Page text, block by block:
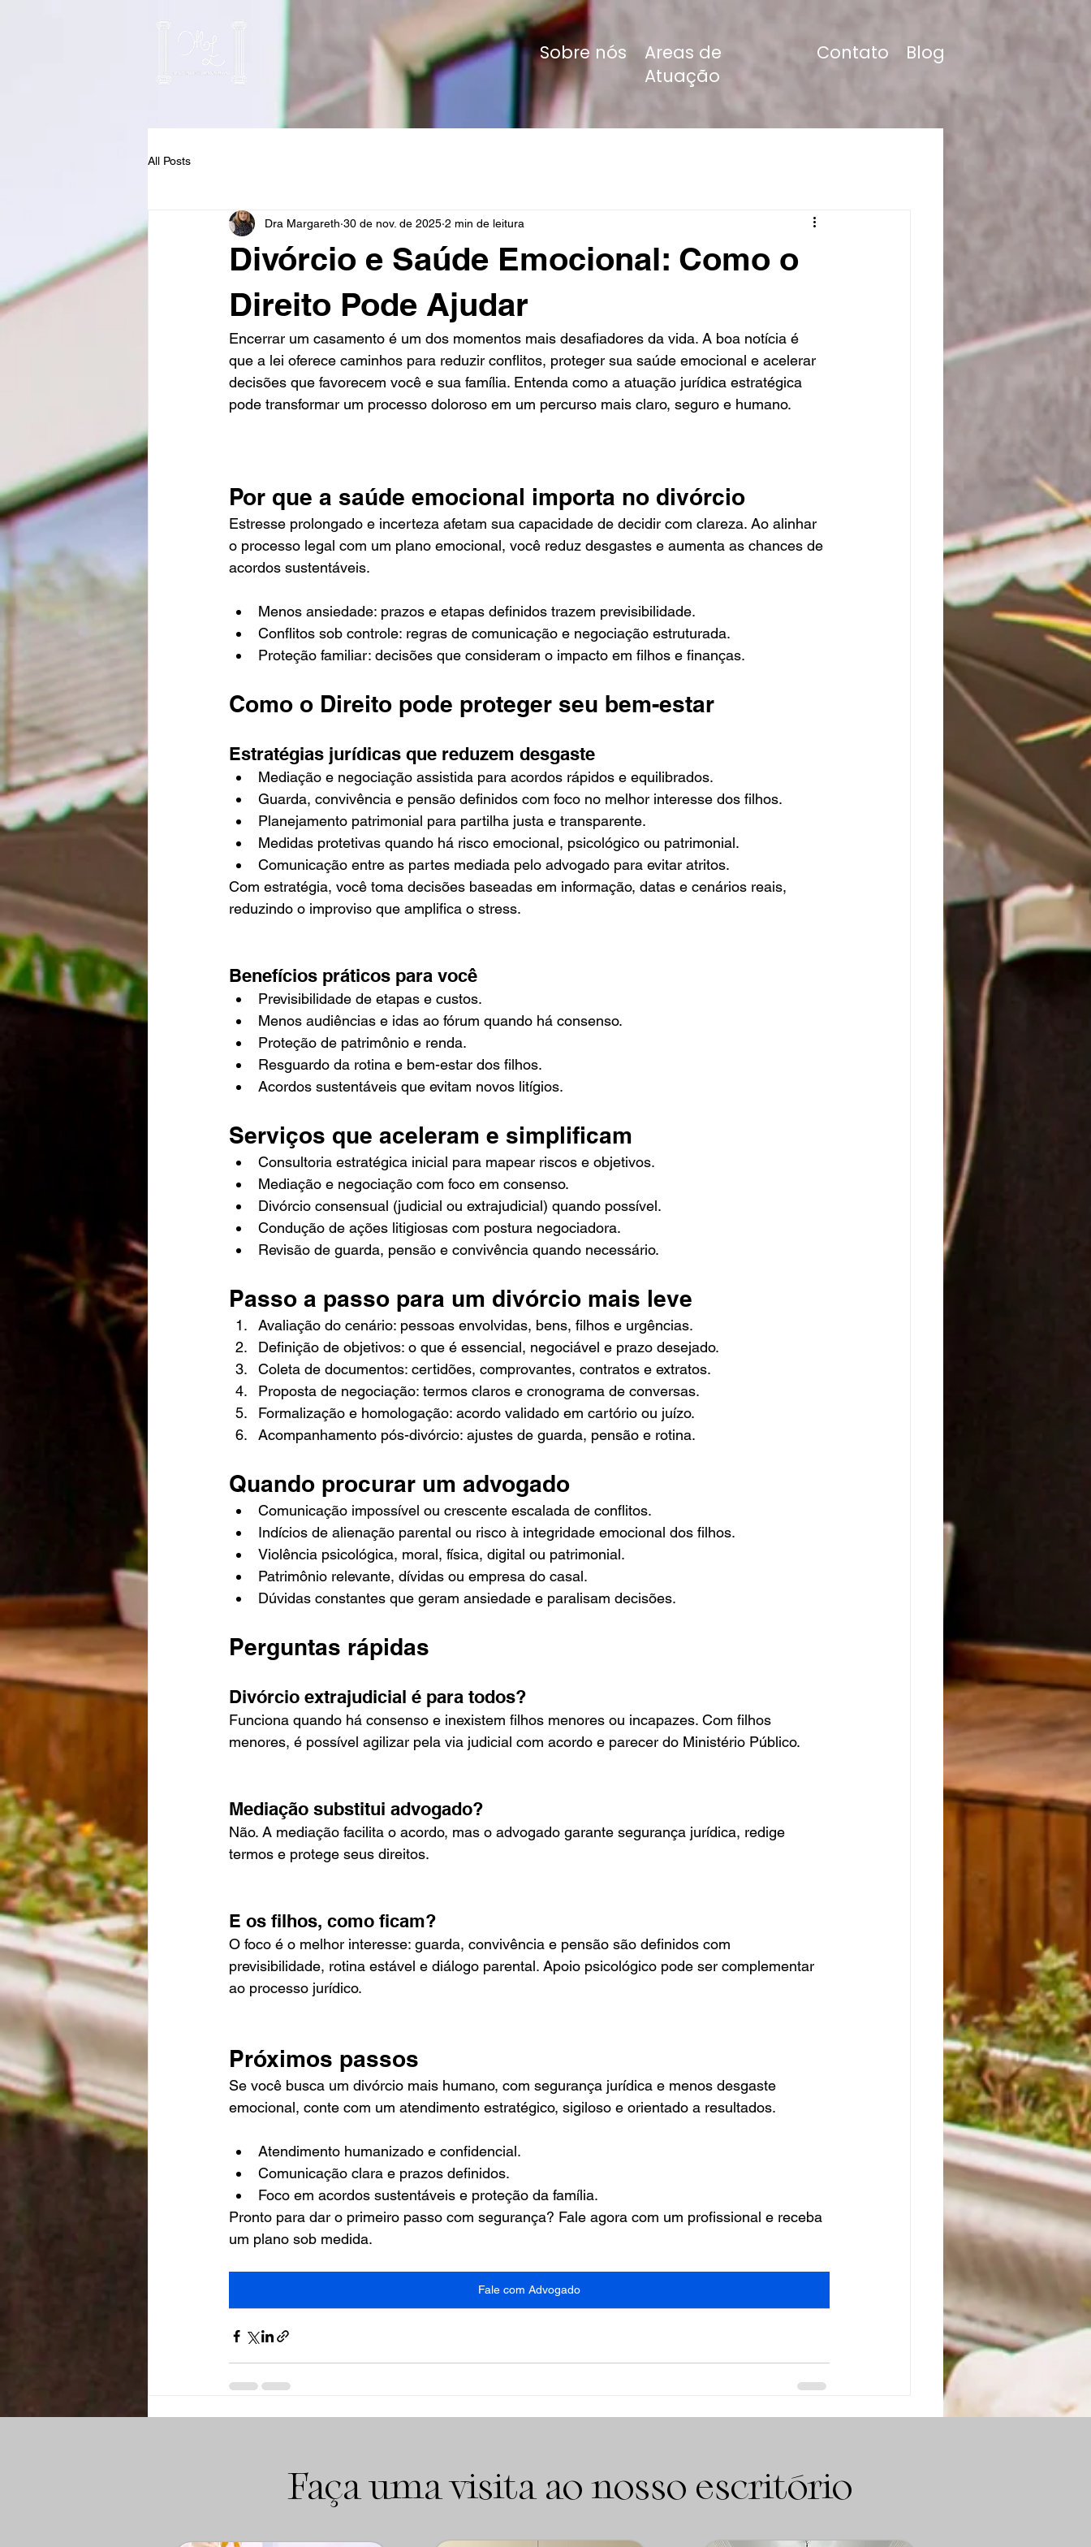
Sobre nós
Areas de
Atuação
Contato Blog
All Posts
Divórcio e Saúde Emocional: Como o
Direito Pode Ajudar
Dra Margareth 30 de nov. de 2025 2 min de leitura
Encerrar um casamento é um dos momentos mais desafiadores da vida. A boa notícia é
que a lei oferece caminhos para reduzir conflitos, proteger sua saúde emocional e acelerar
decisões que favorecem você e sua família. Entenda como a atuação jurídica estratégica
pode transformar um processo doloroso em um percurso mais claro, seguro e humano.
Por que a saúde emocional importa no divórcio
Estresse prolongado e incerteza afetam sua capacidade de decidir com clareza. Ao alinhar
o processo legal com um plano emocional, você reduz desgastes e aumenta as chances de
acordos sustentáveis.
Menos ansiedade: prazos e etapas definidos trazem previsibilidade.
Conflitos sob controle: regras de comunicação e negociação estruturada.
Proteção familiar: decisões que consideram o impacto em filhos e finanças.
Como o Direito pode proteger seu bem-estar
Estratégias jurídicas que reduzem desgaste
Mediação e negociação assistida para acordos rápidos e equilibrados.
Guarda, convivência e pensão definidos com foco no melhor interesse dos filhos.
Planejamento patrimonial para partilha justa e transparente.
Medidas protetivas quando há risco emocional, psicológico ou patrimonial.
Comunicação entre as partes mediada pelo advogado para evitar atritos.
Com estratégia, você toma decisões baseadas em informação, datas e cenários reais,
reduzindo o improviso que amplifica o stress.
Benefícios práticos para você
Previsibilidade de etapas e custos.
Menos audiências e idas ao fórum quando há consenso.
Proteção de patrimônio e renda.
Resguardo da rotina e bem-estar dos filhos.
Acordos sustentáveis que evitam novos litígios.
Serviços que aceleram e simplificam
Consultoria estratégica inicial para mapear riscos e objetivos.
Mediação e negociação com foco em consenso.
Divórcio consensual (judicial ou extrajudicial) quando possível.
Condução de ações litigiosas com postura negociadora.
Revisão de guarda, pensão e convivência quando necessário.
Passo a passo para um divórcio mais leve
Avaliação do cenário: pessoas envolvidas, bens, filhos e urgências.
Definição de objetivos: o que é essencial, negociável e prazo desejado.
Coleta de documentos: certidões, comprovantes, contratos e extratos.
Proposta de negociação: termos claros e cronograma de conversas.
Formalização e homologação: acordo validado em cartório ou juízo.
Acompanhamento pós-divórcio: ajustes de guarda, pensão e rotina.
Quando procurar um advogado
Comunicação impossível ou crescente escalada de conflitos.
Indícios de alienação parental ou risco à integridade emocional dos filhos.
Violência psicológica, moral, física, digital ou patrimonial.
Patrimônio relevante, dívidas ou empresa do casal.
Dúvidas constantes que geram ansiedade e paralisam decisões.
Perguntas rápidas
Divórcio extrajudicial é para todos?
Funciona quando há consenso e inexistem filhos menores ou incapazes. Com filhos
menores, é possível agilizar pela via judicial com acordo e parecer do Ministério Público.
Mediação substitui advogado?
Não. A mediação facilita o acordo, mas o advogado garante segurança jurídica, redige
termos e protege seus direitos.
E os filhos, como ficam?
O foco é o melhor interesse: guarda, convivência e pensão são definidos com
previsibilidade, rotina estável e diálogo parental. Apoio psicológico pode ser complementar
ao processo jurídico.
Próximos passos
Se você busca um divórcio mais humano, com segurança jurídica e menos desgaste
emocional, conte com um atendimento estratégico, sigiloso e orientado a resultados.
Atendimento humanizado e confidencial.
Comunicação clara e prazos definidos.
Foco em acordos sustentáveis e proteção da família.
Pronto para dar o primeiro passo com segurança? Fale agora com um profissional e receba
um plano sob medida.
Fale com Advogado
Faça uma visita ao nosso escritório